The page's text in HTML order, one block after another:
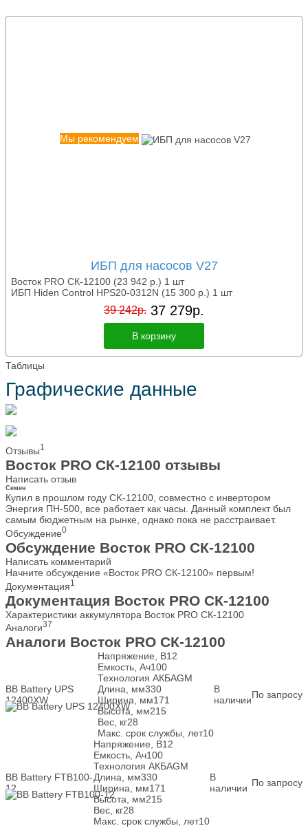
Мы рекомендуем
ИБП для насосов V27
Восток PRO СК-12100 (23 942 р. ) 1 шт
ИБП Hiden Control HPS20-0312N (15 300 р. ) 1 шт
39 242р. 37 279р.
В корзину
Таблицы
Графические данные
Отзывы1
Восток PRO СК-12100 отзывы
Написать отзыв
Семен
Купил в прошлом году CK-12100, совместно с инвертором
Энергия ПН-500, все работает как часы. Данный комплект был
самым бюджетным на рынке, однако пока не расстраивает.
Обсуждение0
Обсуждение Восток PRO СК-12100
Написать комментарий
Начните обсуждение «Восток PRO СК-12100» первым!
Документация1
Документация Восток PRO СК-12100
Характеристики аккумулятора Восток PRO СК-12100
Аналоги37
Аналоги Восток PRO СК-12100
BB Battery UPS
12400XW
Напряжение, В12
Емкость, Ач100
Технология АКБAGM
Длина, мм330
Ширина, мм171
Высота, мм215
Вес, кг28
Макс. срок службы, лет10
В
наличииПо запросу
BB Battery FTB100-
12
Напряжение, В12
Емкость, Ач100
Технология АКБAGM
Длина, мм330
Ширина, мм171
Высота, мм215
Вес, кг28
Макс. срок службы, лет10
В
наличии По запросу